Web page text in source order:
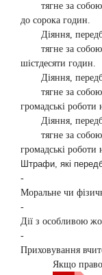
тягне за
до сорока годин.
Діяння,
тягне за
шістдесяти годин.
Діяння,
тягне за
громадські роботи
Діяння,
тягне за
громадські роботи
Штрафи, які
-
Моральне чи
-
Дії з особливою
-
Приховування
Якщо